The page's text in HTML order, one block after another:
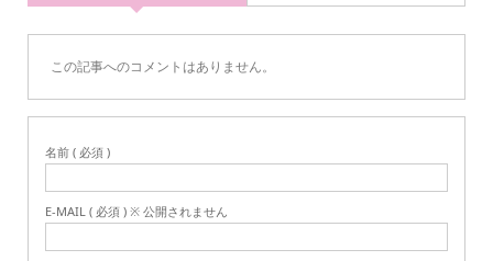
この記事へのコメントはありません。
名前 ( 必須 )
E-MAIL ( 必須 ) ※ 公開されません